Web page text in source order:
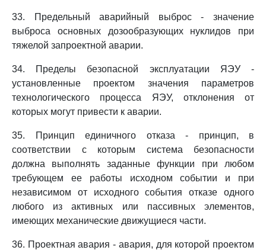
33. Предельный аварийный выброс - значение
выброса основных дозообразующих нуклидов при
тяжелой запроектной аварии.
34. Пределы безопасной эксплуатации ЯЭУ -
установленные проектом значения параметров
технологического процесса ЯЭУ, отклонения от
которых могут привести к аварии.
35. Принцип единичного отказа - принцип, в
соответствии с которым система безопасности
должна выполнять заданные функции при любом
требующем ее работы исходном событии и при
независимом от исходного события отказе одного
любого из активных или пассивных элементов,
имеющих механические движущиеся части.
36. Проектная авария - авария, для которой проектом